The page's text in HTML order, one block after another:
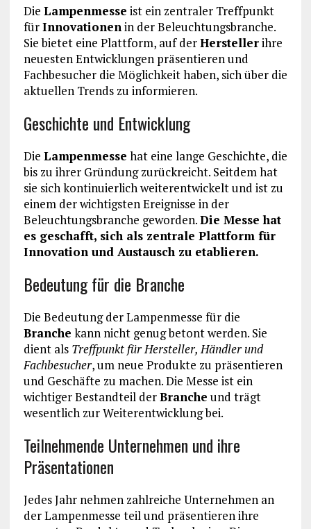
Die Lampenmesse ist ein zentraler Treffpunkt
fürInnovationenin der Beleuchtungsbranche.
Sie bietet eine Plattform, auf derHerstellerihre
neuesten Entwicklungen präsentieren und
Fachbesucher die Möglichkeit haben, sich über die
aktuellen Trends zu informieren.
Geschichte und Entwicklung
Die Lampenmesse hat eine lange Geschichte, die
bis zu ihrer Gründung zurückreicht. Seitdem hat
sie sich kontinuierlich weiterentwickelt und ist zu
einem der wichtigsten Ereignisse in der
Beleuchtungsbranche geworden.Die Messe hat
es geschafft, sich als zentrale Plattform für
Innovation und Austausch zu etablieren.
Bedeutung für die Branche
Die Bedeutung der Lampenmesse für die
Branche kann nicht genug betont werden. Sie
dient als Treffpunkt für Hersteller, Händler und
Fachbesucher, um neue Produkte zu präsentieren
und Geschäfte zu machen. Die Messe ist ein
wichtiger Bestandteil derBranche und trägt
wesentlich zur Weiterentwicklung bei.
Teilnehmende Unternehmen und ihre
Präsentationen
Jedes Jahr nehmen zahlreiche Unternehmen an
der Lampenmesse teil und präsentieren ihre